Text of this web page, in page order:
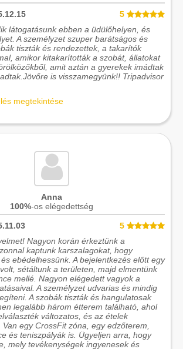
5
látogatásunk ebben a üdülőhelyen, és
A személyzet szuper barátságos és
tiszták és rendezettek, a takarítók
amikor kitakarították a szobát, állatokat
amit aztán a gyerekek imádtak
is visszamegyünk!! Tripadvisor
megtekintése
Anna
100%-os elégedettség
5
Nagyon korán érkeztünk a
kaptunk karszalagokat, hogy
ebédelhessünk. A bejelentkezés előtt egy
sétáltunk a területen, majd elmentünk
mellé. Nagyon elégedett vagyok a
A személyzet udvarias és mindig
A szobák tiszták és hangulatosak
legalább három étterem található, ahol
változatos, és az ételek
egy CrossFit zóna, egy edzőterem,
és teniszpályák is. Ügyeljen arra, hogy
mely tevékenységek ingyenesek és